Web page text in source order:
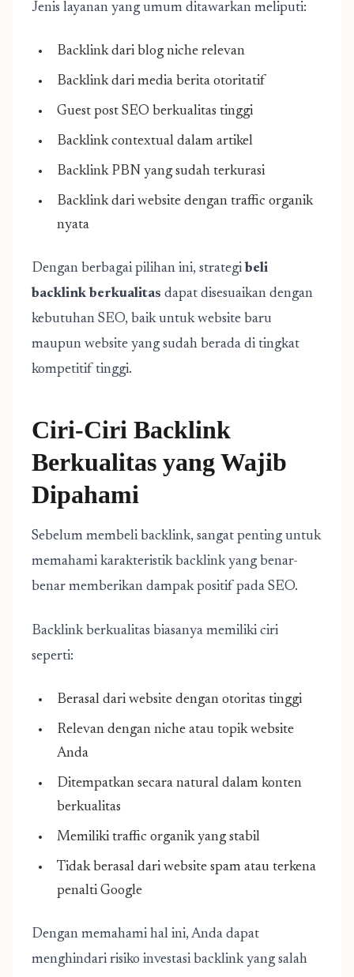
Jenis layanan yang umum ditawarkan meliputi:
Backlink dari blog niche relevan
Backlink dari media berita otoritatif
Guest post SEO berkualitas tinggi
Backlink contextual dalam artikel
Backlink PBN yang sudah terkurasi
Backlink dari website dengan traffic organik
nyata
Dengan berbagai pilihan ini, strategi beli
backlink berkualitas dapat disesuaikan dengan
kebutuhan SEO, baik untuk website baru
maupun website yang sudah berada di tingkat
kompetitif tinggi.
Ciri-Ciri Backlink
Berkualitas yang Wajib
Dipahami
Sebelum membeli backlink, sangat penting untuk
memahami karakteristik backlink yang benar-
benar memberikan dampak positif pada SEO.
Backlink berkualitas biasanya memiliki ciri
seperti:
Berasal dari website dengan otoritas tinggi
Relevan dengan niche atau topik website
Anda
Ditempatkan secara natural dalam konten
berkualitas
Memiliki traffic organik yang stabil
Tidak berasal dari website spam atau terkena
penalti Google
Dengan memahami hal ini, Anda dapat
menghindari risiko investasi backlink yang salah